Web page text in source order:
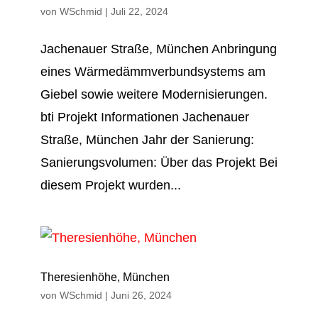
von WSchmid | Juli 22, 2024
Jache­nauer Straße, Mün­chen An­bring­ung
eines Wärme­dämm­verbund­systems am
Giebel sowie weitere Mo­der­nisier­ungen.
bti Projekt Informationen Jachenauer
Straße, München Jahr der Sanierung:
San­ierungs­volumen: Über das Projekt Bei
diesem Projekt wurden...
Theresienhöhe, München
von WSchmid | Juni 26, 2024